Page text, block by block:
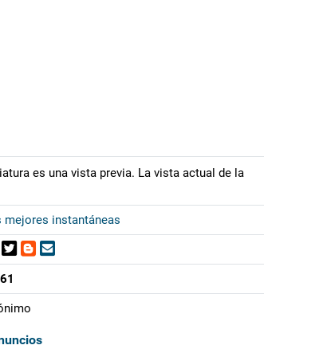
es una vista previa. La vista actual de la
mejores instantáneas